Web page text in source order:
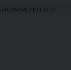
GIUGNO ALL’8 LUGLIO